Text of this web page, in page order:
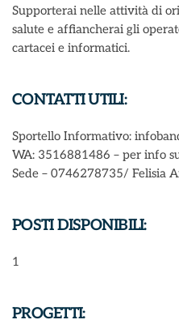
Supporterai nelle attività di
salute e affiancherai gli
cartacei e informatici.
CONTATTI UTILI:
Sportello Informativo:
WA: 3516881486 – per info
Sede – 0746278735/ Felisia
POSTI DISPONIBILI:
1
PROGETTI: